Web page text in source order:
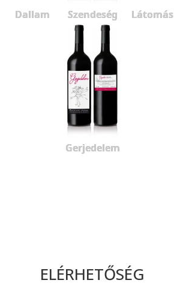
Dallam Szendeség Látomás
Gerjedelem
ELÉRHETŐSÉG